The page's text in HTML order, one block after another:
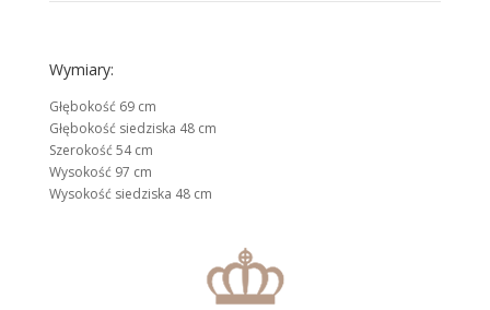
Wymiary:
Głębokość 69 cm
Głębokość siedziska 48 cm
Szerokość 54 cm
Wysokość 97 cm
Wysokość siedziska 48 cm